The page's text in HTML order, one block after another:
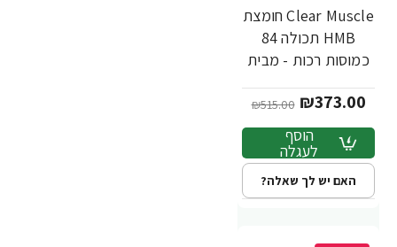
Clear Muscle חומצת
HMB תכולה 84
כמוסות רכות - מבית
₪373.00
₪515.00
הוסף
לעגלה
האם יש לך שאלה?